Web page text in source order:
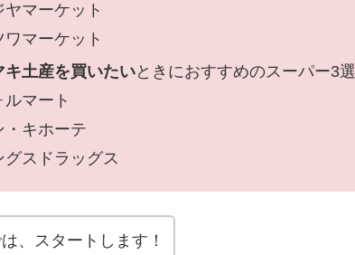
ヤマーケット
ワマーケット
キ土産を買いたいときにおすすめのスーパー3選
ルマート
・キホーテ
グスドラッグス
、スタートします！